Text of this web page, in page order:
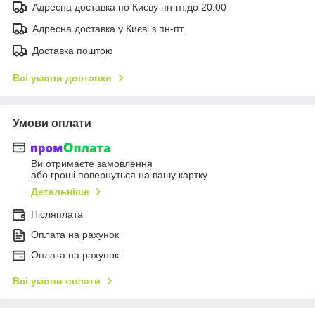
Адресна доставка по Києву пн-пт.до 20.00
Адресна доставка у Києві з пн-пт
Доставка поштою
Всі умови доставки
Умови оплати
Ви отримаєте замовлення
або гроші повернуться на вашу картку
Детальніше
Післяплата
Оплата на рахунок
Оплата на рахунок
Всі умови оплати